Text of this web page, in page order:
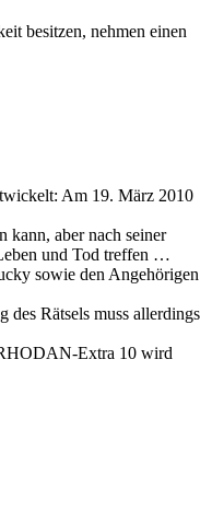
Am 19. März 2010
kann, aber nach seiner
und Tod treffen …
sowie den Angehörigen
Rätsels muss allerdings
Extra 10 wird